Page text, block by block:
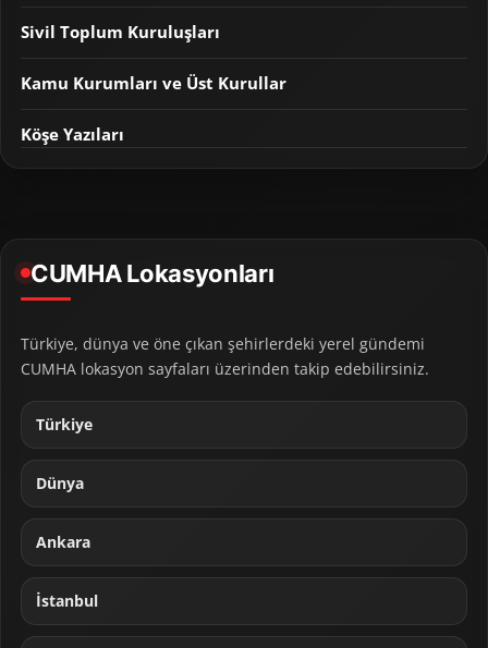
Sivil Toplum Kuruluşları
Kamu Kurumları ve Üst Kurullar
Köşe Yazıları
CUMHA Lokasyonları
Türkiye, dünya ve öne çıkan şehirlerdeki yerel gündemi
CUMHA lokasyon sayfaları üzerinden takip edebilirsiniz.
Türkiye
Dünya
Ankara
İstanbul